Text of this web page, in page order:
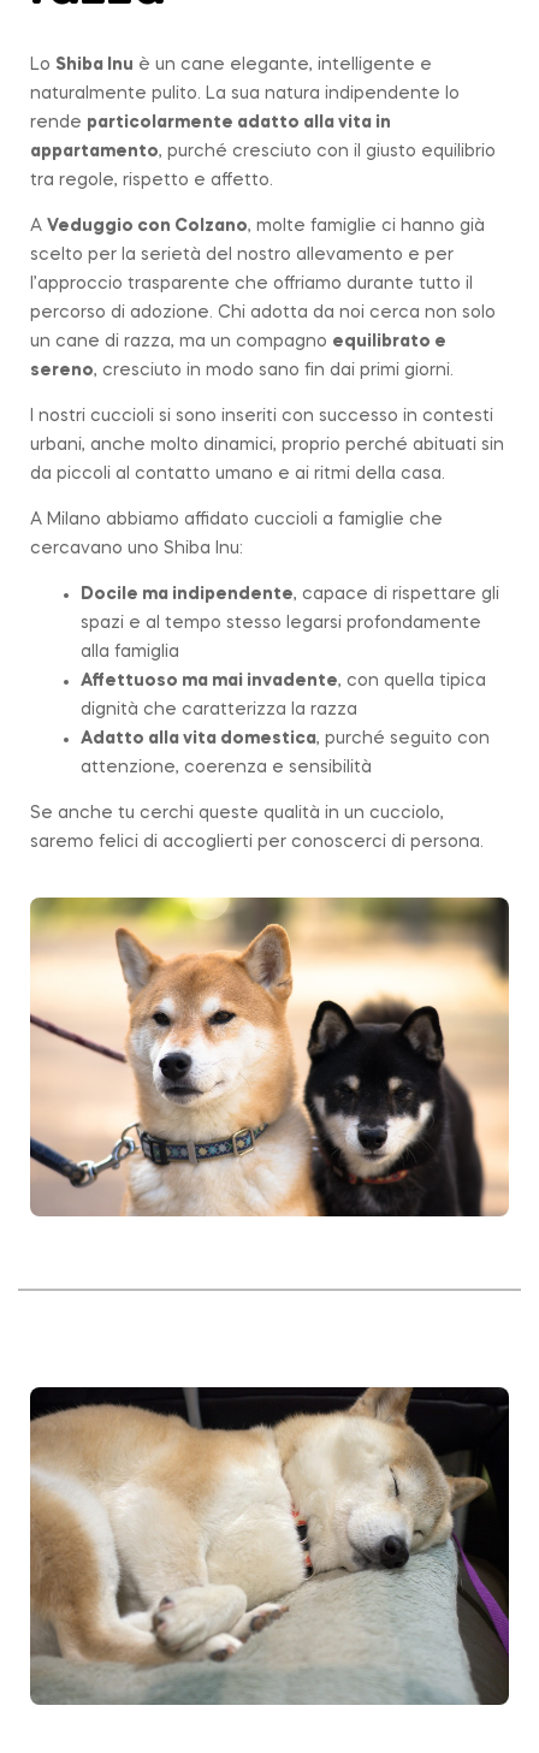
Lo Shiba Inu è un cane elegante, intelligente e
naturalmente pulito. La sua natura indipendente lo
rende particolarmente adatto alla vita in
appartamento, purché cresciuto con il giusto equilibrio
tra regole, rispetto e affetto.
A Veduggio con Colzano, molte famiglie ci hanno già
scelto per la serietà del nostro allevamento e per
l’approccio trasparente che offriamo durante tutto il
percorso di adozione. Chi adotta da noi cerca non solo
un cane di razza, ma un compagno equilibrato e
sereno, cresciuto in modo sano fin dai primi giorni.
I nostri cuccioli si sono inseriti con successo in contesti
urbani, anche molto dinamici, proprio perché abituati sin
da piccoli al contatto umano e ai ritmi della casa.
A Milano abbiamo affidato cuccioli a famiglie che
cercavano uno Shiba Inu:
Docile ma indipendente, capace di rispettare gli
spazi e al tempo stesso legarsi profondamente
alla famiglia
Affettuoso ma mai invadente, con quella tipica
dignità che caratterizza la razza
Adatto alla vita domestica, purché seguito con
attenzione, coerenza e sensibilità
Se anche tu cerchi queste qualità in un cucciolo,
saremo felici di accoglierti per conoscerci di persona.